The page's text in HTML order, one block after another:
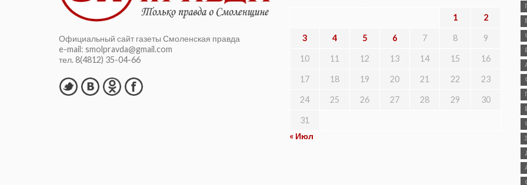
Официальный сайт газеты Смоленская правда
e-mail: smolpravda@gmail.com
тел. 8(4812) 35-04-66
1 2
3 4 5 6 7 8 9
10 11 12 13 14 15 16
17 18 19 20 21 22 23
24 25 26 27 28 29 30
31
« Июл